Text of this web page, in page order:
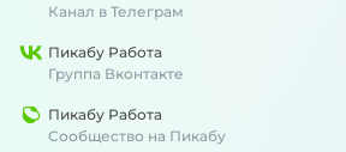
Канал в Телеграм
Пикабу Работа
Группа Вконтакте
Пикабу Работа
Сообщество на Пикабу